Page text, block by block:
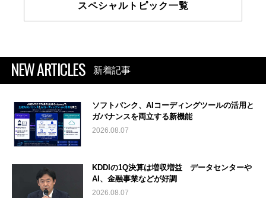
スペシャルトピック一覧
NEW ARTICLES 新着記事
ソフトバンク、AIコーディングツールの活用と
ガバナンスを両立する新機能
2026.08.07
KDDIの1Q決算は増収増益 データセンターや
AI、金融事業などが好調
2026.08.07